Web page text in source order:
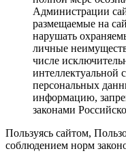
Администрации
размещаемые на
нарушать
личные
числе
интеллектуальной
персональных
информацию,
законами
Пользуясь сайтом,
соблюдением норм